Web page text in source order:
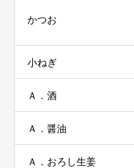
かつお
小ねぎ
Ａ．酒
Ａ．醤油
Ａ．おろし生姜